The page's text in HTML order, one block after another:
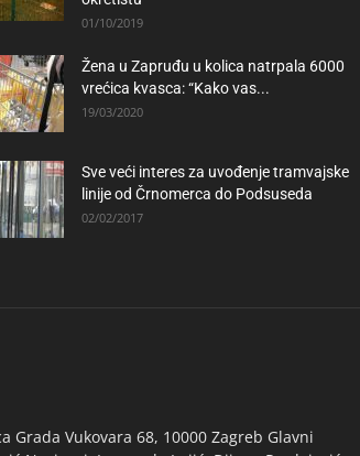
01/10/2019
Žena u Zapruđu u kolica natrpala 6000
vrećica kvasca: “Kako vas...
19/03/2020
Sve veći interes za uvođenje tramvajske
linije od Črnomerca do Podsuseda
02/02/2017
Grada Vukovara 68, 10000 Zagreb Glavni